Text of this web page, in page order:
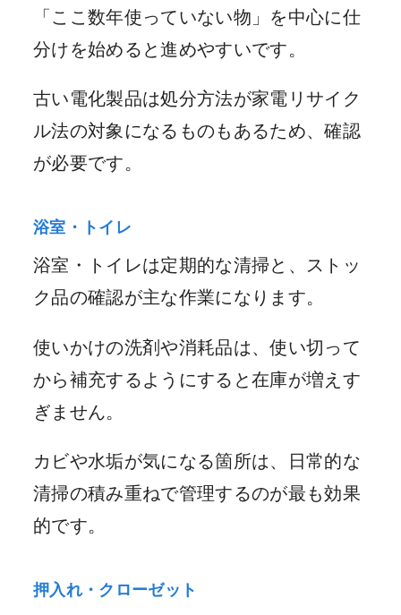
「ここ数年使っていない物」を中心に仕
分けを始めると進めやすいです。
古い電化製品は処分方法が家電リサイク
ル法の対象になるものもあるため、確認
が必要です。
浴室・トイレ
浴室・トイレは定期的な清掃と、ストッ
ク品の確認が主な作業になります。
使いかけの洗剤や消耗品は、使い切って
から補充するようにすると在庫が増えす
ぎません。
カビや水垢が気になる箇所は、日常的な
清掃の積み重ねで管理するのが最も効果
的です。
押入れ・クローゼット